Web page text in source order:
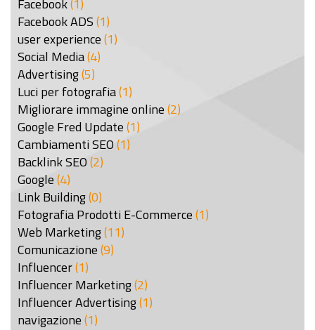
Facebook(1)
Facebook ADS(1)
user experience(1)
Social Media(4)
Advertising(5)
Luci per fotografia(1)
Migliorare immagine online(2)
Google Fred Update(1)
Cambiamenti SEO(1)
Backlink SEO(2)
Google(4)
Link Building(0)
Fotografia Prodotti E-Commerce(1)
Web Marketing(11)
Comunicazione(9)
Influencer(1)
Influencer Marketing(2)
Influencer Advertising(1)
navigazione(1)